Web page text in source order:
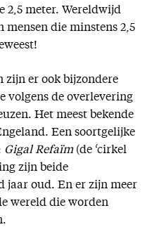
2,5 meter. Wereldwijd
mensen die minstens 2,5
zijn er ook bijzondere
volgens de overlevering
Het meest bekende
Een soortgelijke
Gigal Refaïm(de ‘cirkel
zijn beide
jaar oud. En er zijn meer
wereld die worden